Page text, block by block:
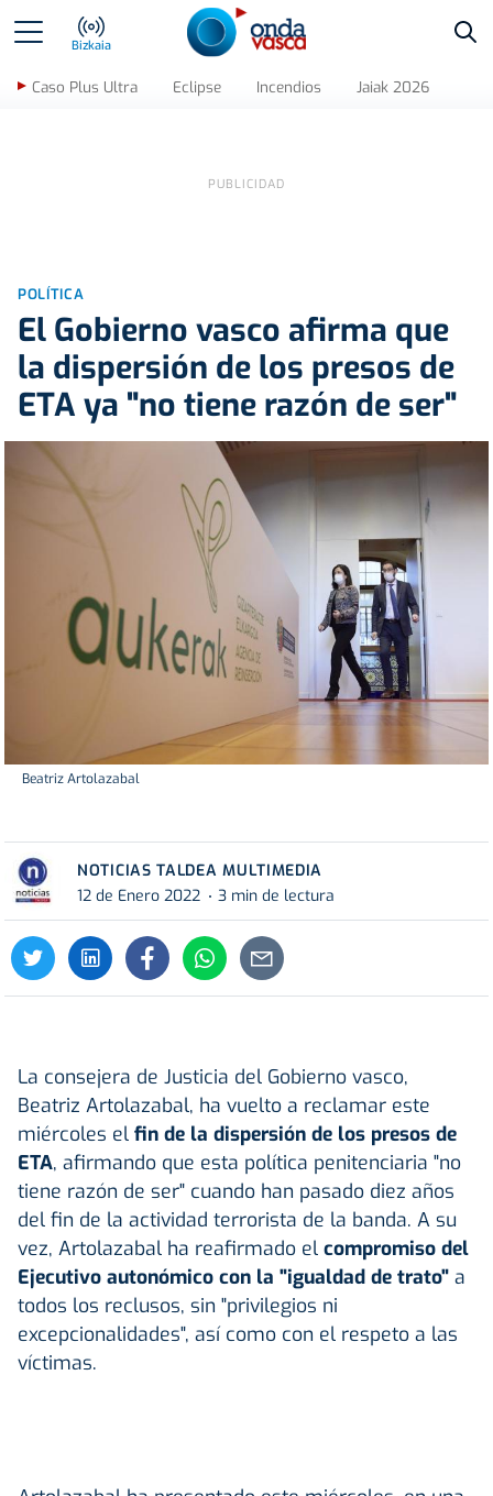
Bizkaia
Caso Plus Ultra Eclipse Incendios Jaiak 2026
POLÍTICA
El Gobierno vasco afirma que
la dispersión de los presos de
ETA ya "no tiene razón de ser"
Beatriz Artolazabal
NOTICIAS TALDEA MULTIMEDIA
12 de Enero 2022
3 min de lectura
La consejera de Justicia del Gobierno vasco,
Beatriz Artolazabal, ha vuelto a reclamar este
miércoles el fin de la dispersión de los presos de
ETA, afirmando que esta política penitenciaria "no
tiene razón de ser" cuando han pasado diez años
del fin de la actividad terrorista de la banda. A su
vez, Artolazabal ha reafirmado el compromiso del
Ejecutivo autonómico con la "igualdad de trato" a
todos los reclusos, sin "privilegios ni
excepcionalidades", así como con el respeto a las
víctimas.